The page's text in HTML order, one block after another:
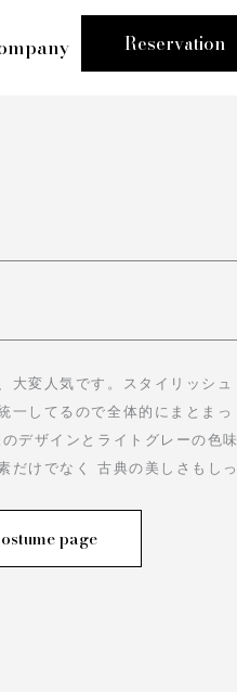
Reservation
大変人気です。スタイリッシュ
一してるので全体的にまとまっ
デザインとライトグレーの色味
だけでなく 古典の美しさもしっ
page